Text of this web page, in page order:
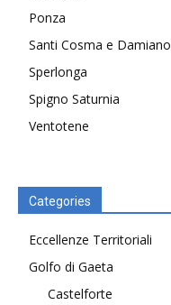
Ponza
Santi Cosma e Damiano
Sperlonga
Spigno Saturnia
Ventotene
Categories
Eccellenze Territoriali
Golfo di Gaeta
Castelforte